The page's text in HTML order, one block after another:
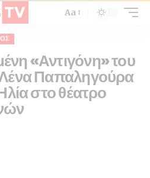
Aa
«Αντιγόνη» του
Παπαληγούρα
στο θέατρο